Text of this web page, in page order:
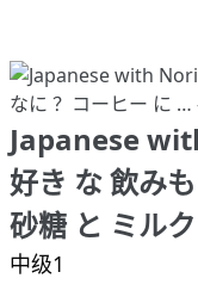
Japanese
好き な 飲み
砂糖 と ミル
中级1